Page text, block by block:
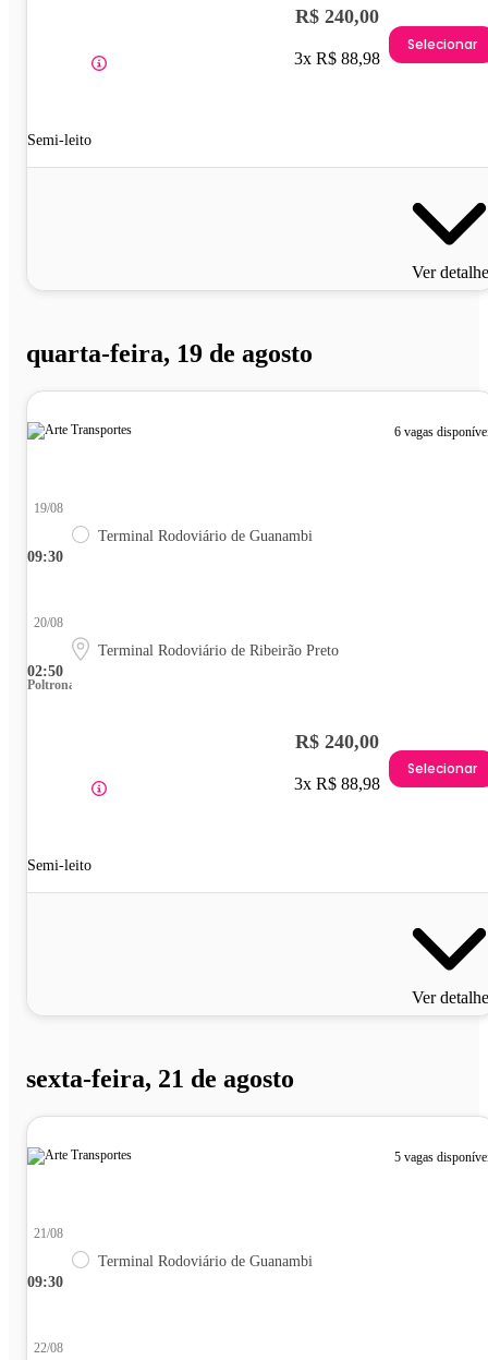
Semi-leito
R$ 240,00
3x R$ 88,98
Selecionar
Ver
quarta-feira, 19 de agosto
6 vagas
09:30
19/08
Terminal Rodoviário de Guanambi
02:50
20/08
Terminal Rodoviário de Ribeirão Preto
Poltrona
Semi-leito
R$ 240,00
3x R$ 88,98
Selecionar
Ver
sexta-feira, 21 de agosto
5 vagas
09:30
21/08
Terminal Rodoviário de Guanambi
22/08